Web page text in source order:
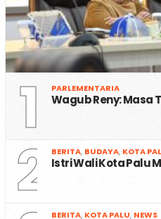
1 PARLEMENTARIA
Wagub Reny: Masa
2 BERITA, BUDAYA, KOTA
Istri Wali Kota Palu
BERITA, KOTA PALU, NEWS